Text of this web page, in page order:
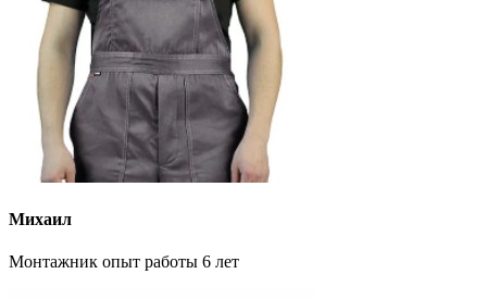
Михаил
Монтажник опыт работы 6 лет